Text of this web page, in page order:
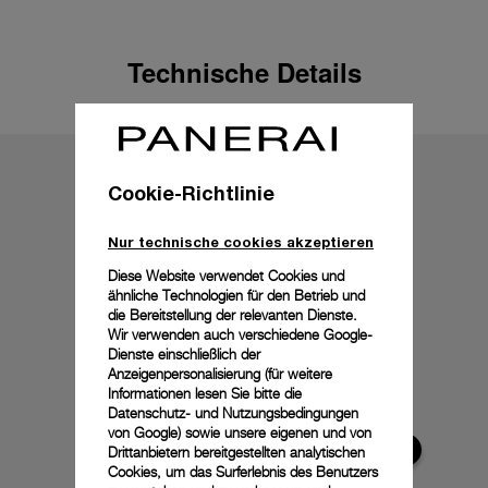
Technische Details
Cookie-Richtlinie
Nur technische cookies akzeptieren
Diese Website verwendet Cookies und
ähnliche Technologien für den Betrieb und
die Bereitstellung der relevanten Dienste.
Wir verwenden auch verschiedene Google-
Dienste einschließlich der
Anzeigenpersonalisierung (für weitere
Informationen lesen Sie bitte die
Datenschutz- und Nutzungsbedingungen
von Google) sowie unsere eigenen und von
Drittanbietern bereitgestellten analytischen
Cookies, um das Surferlebnis des Benutzers